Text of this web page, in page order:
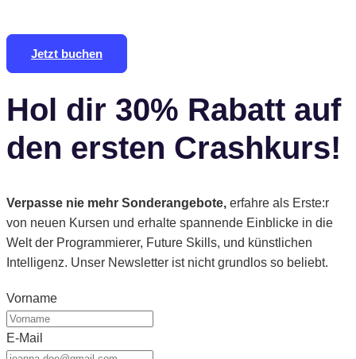
Jetzt buchen
Hol dir 30% Rabatt auf
den ersten Crashkurs!
Verpasse nie mehr Sonderangebote, erfahre als Erste:r
von neuen Kursen und erhalte spannende Einblicke in die
Welt der Programmierer, Future Skills, und künstlichen
Intelligenz. Unser Newsletter ist nicht grundlos so beliebt.
Vorname
E-Mail